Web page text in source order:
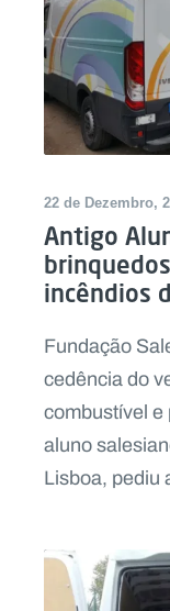
22 de Dezembro,
Antigo
incêndios
Fundação
cedência do
combustível
aluno
Lisboa, pediu